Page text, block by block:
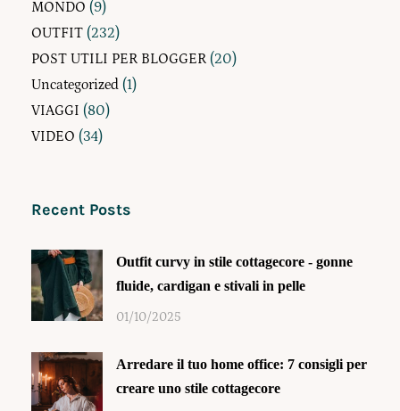
MONDO (9)
OUTFIT (232)
POST UTILI PER BLOGGER (20)
Uncategorized (1)
VIAGGI (80)
VIDEO (34)
Recent Posts
Outfit curvy in stile cottagecore - gonne
fluide, cardigan e stivali in pelle
01/10/2025
Arredare il tuo home office: 7 consigli per
creare uno stile cottagecore